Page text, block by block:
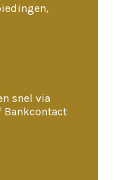
snel via
Bankcontact